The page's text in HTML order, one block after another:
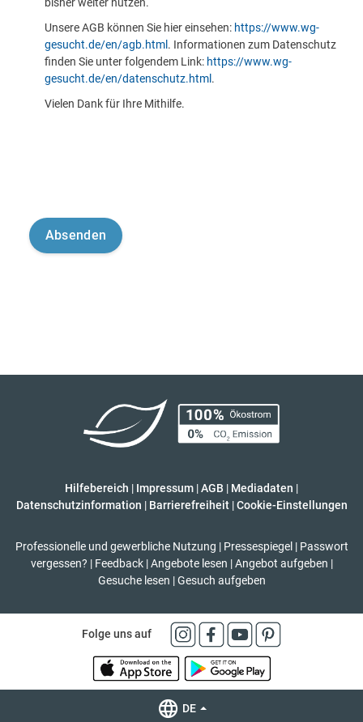
Unsere AGB können Sie hier einsehen: https://www.wg-
gesucht.de/en/agb.html . Informationen zum Datenschutz
finden Sie unter folgendem Link: https://www.wg-
gesucht.de/en/datenschutz.html .
Vielen Dank für Ihre Mithilfe.
Hilfebereich | Impressum |AGB | Mediadaten |
Datenschutzinformation | Barrierefreiheit | Cookie-Einstellungen
Professionelle und gewerbliche Nutzung | Pressespiegel | Passwort
vergessen? | Feedback | Angebote lesen | Angebot aufgeben |
Gesuche lesen | Gesuch aufgeben
Folge uns auf
DE